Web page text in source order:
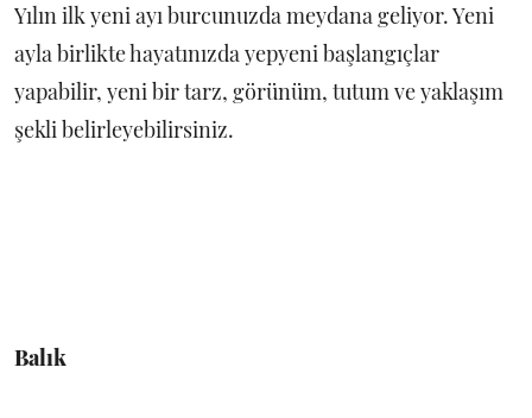
Yılın ilk yeni ayı burcunuzda meydana geliyor. Yeni
ayla birlikte hayatınızda yepyeni başlangıçlar
yapabilir, yeni bir tarz, görünüm, tutum ve yaklaşım
şekli belirleyebilirsiniz.
Balık